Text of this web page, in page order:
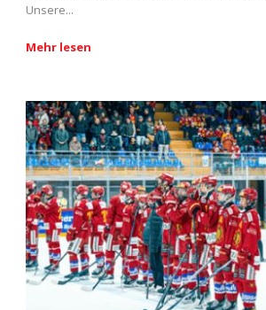
Unsere...
Mehr lesen